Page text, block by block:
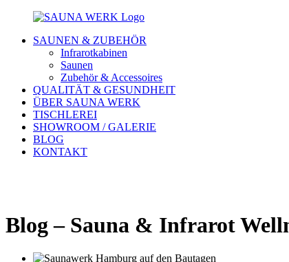
SAUNEN & ZUBEHÖR
Infrarotkabinen
Saunen
Zubehör & Accessoires
QUALITÄT & GESUNDHEIT
ÜBER SAUNA WERK
TISCHLEREI
SHOWROOM / GALERIE
BLOG
KONTAKT
Blog – Sauna & Infrarot